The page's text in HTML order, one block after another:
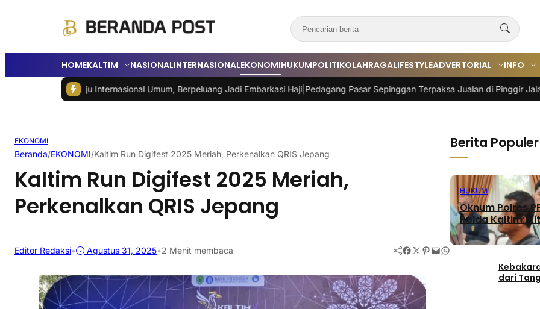
HOMEKALTIM NASIONALINTERNASIONALEKONOMIHUKUMPOLITIKOLAHRAGALIFESTYLEADVERTORIAL INFO
Menuju Internasional Umum, Berpeluang Jadi Embarkasi Haji|Pedagang Pasar Sepinggan Terpaksa Jualan di Pinggir Jalan |Program
EKONOMI
Beranda/EKONOMI/Kaltim Run Digifest 2025 Meriah, Perkenalkan QRIS Jepang
Kaltim Run Digifest 2025 Meriah,
Perkenalkan QRIS Jepang
Editor Redaksi• Agustus 31, 2025•2 Menit membaca Facebook Twitter Pinterest Mail WhatsApp
Berita Populer
HUKUM
Oknum Polres
Polda Kaltim:
dari